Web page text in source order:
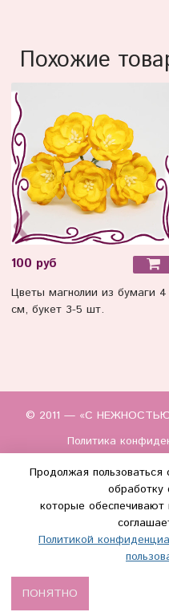
Похожие
100 руб
Цветы магнолии из бумаги 4
см, букет 3-5 шт.
© 2011 — «С НЕЖНОСТЬЮ"
Политика
(WhatsApp и
Продолжая
которые обеспечивают
Политикой
ПОНЯТНО